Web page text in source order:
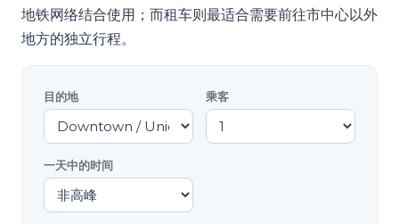
地铁网络结合使用；而租车则最适合需要前往市中心以外
地方的独立行程。
目的地 乘客
一天中的时间